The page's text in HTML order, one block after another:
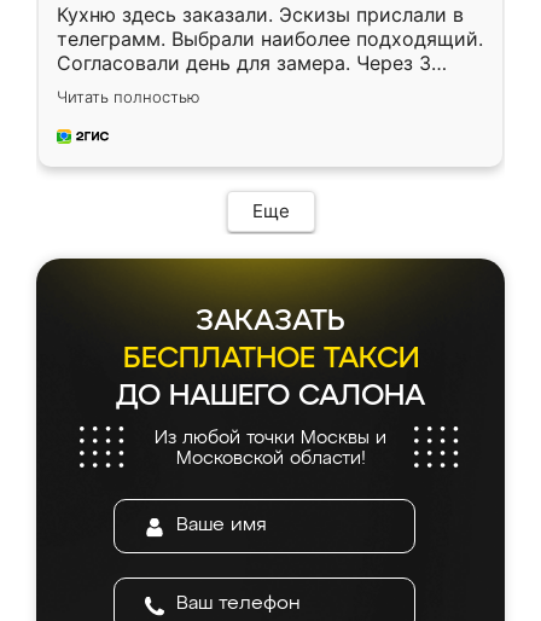
Кухню здесь заказали. Эскизы прислали в
телеграмм. Выбрали наиболее подходящий.
Согласовали день для замера. Через 3
недели кухня была уже готова. Остались
довольны работой. Спасибо Ренессанс
мебель за качественную работу!
Читать полностью
Еще
ЗАКАЗАТЬ
БЕСПЛАТНОЕ ТАКСИ
ДО НАШЕГО САЛОНА
Из любой точки Москвы и
Московской области!